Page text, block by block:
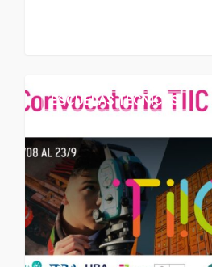
ESCUELAS TÉCNICAS